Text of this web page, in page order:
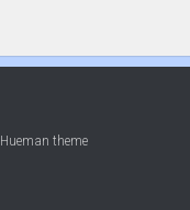
Hueman theme